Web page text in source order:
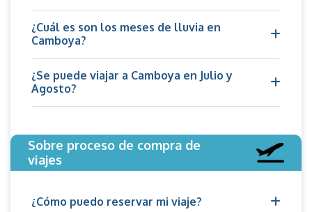
¿Cuál es son los meses de lluvia en
Camboya?
¿Se puede viajar a Camboya en Julio y
Agosto?
Sobre proceso de compra de
viajes
¿Cómo puedo reservar mi viaje?